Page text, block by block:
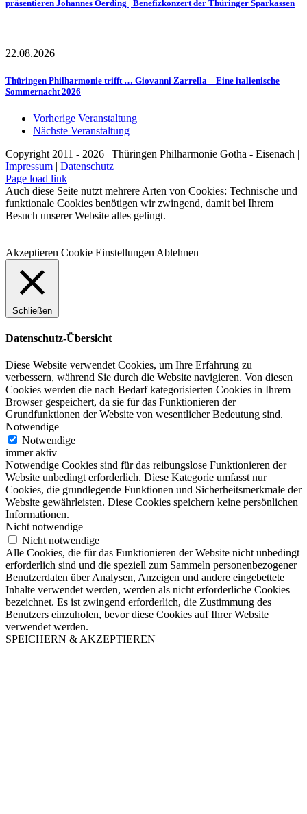
präsentieren Johannes Oerding | Benefizkonzert der Thüringer Sparkassen
22.08.2026
Thüringen Philharmonie trifft … Giovanni Zarrella – Eine italienische
Sommernacht 2026
Vorherige Veranstaltung
Nächste Veranstaltung
Copyright 2011 - 2026 | Thüringen Philharmonie Gotha - Eisenach |
Impressum | Datenschutz
Facebook
Instagram
WhatsApp
YouTube
E-
Mail
Telefon
Page load link
Auch diese Seite nutzt mehrere Arten von Cookies: Technische und
funktionale Cookies benötigen wir zwingend, damit bei Ihrem
Besuch unserer Website alles gelingt.
Akzeptieren Cookie Einstellungen Ablehnen
Schließen
Datenschutz-Übersicht
Diese Website verwendet Cookies, um Ihre Erfahrung zu
verbessern, während Sie durch die Website navigieren. Von diesen
Cookies werden die nach Bedarf kategorisierten Cookies in Ihrem
Browser gespeichert, da sie für das Funktionieren der
Grundfunktionen der Website von wesentlicher Bedeutung sind.
Notwendige
Notwendige
immer aktiv
Notwendige Cookies sind für das reibungslose Funktionieren der
Website unbedingt erforderlich. Diese Kategorie umfasst nur
Cookies, die grundlegende Funktionen und Sicherheitsmerkmale der
Website gewährleisten. Diese Cookies speichern keine persönlichen
Informationen.
Nicht notwendige
Nicht notwendige
Alle Cookies, die für das Funktionieren der Website nicht unbedingt
erforderlich sind und die speziell zum Sammeln personenbezogener
Benutzerdaten über Analysen, Anzeigen und andere eingebettete
Inhalte verwendet werden, werden als nicht erforderliche Cookies
bezeichnet. Es ist zwingend erforderlich, die Zustimmung des
Benutzers einzuholen, bevor diese Cookies auf Ihrer Website
verwendet werden.
SPEICHERN & AKZEPTIEREN